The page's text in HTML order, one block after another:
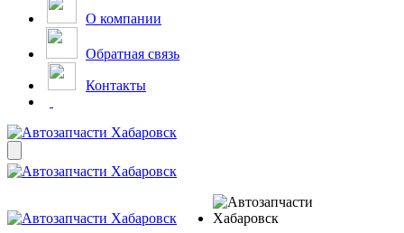
О компании
Обратная связь
Контакты